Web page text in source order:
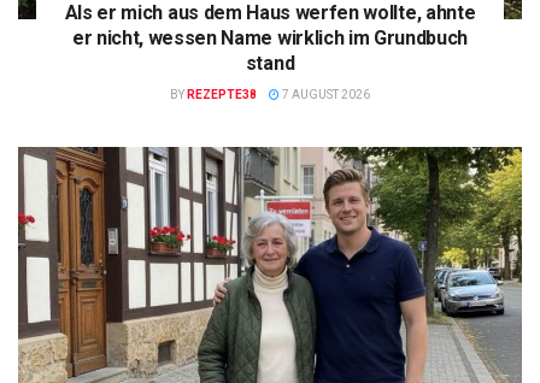
Als er mich aus dem Haus werfen wollte, ahnte
er nicht, wessen Name wirklich im Grundbuch
stand
BY REZEPTE38 7 AUGUST 2026